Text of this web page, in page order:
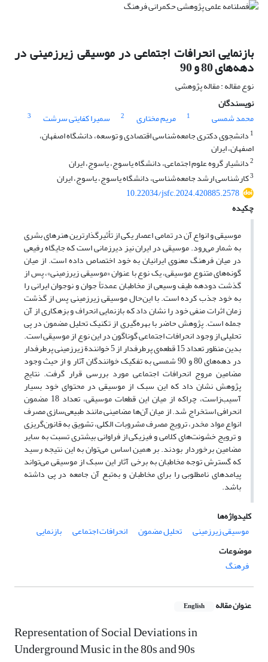
بازنمایی انحرافات اجتماعی در موسیقی زیرزمینی در
دهه‌های 80 و 90
نوع مقاله : مقاله پژوهشی
نویسندگان
محمد شمسی
1 مریم مختاری 2 سمیرا کفایتی سرشت
3
1 دانشجوی دکتری جامعه‌شناسی اقتصادی و توسعه، دانشگاه اصفهان،
اصفهان، ایران
2دانشیار گروه علوم اجتماعی، دانشگاه یاسوج، یاسوج، ایران
3کارشناسی ارشد جامعه‌شناسی، دانشگاه یاسوج، یاسوج، ایران
10.22034/jsfc.2024.420885.2578
چکیده
موسیقی و انواع آن در تمامی اعصار یکی از تأثیرگذارترین هنرهای بشری
به شمار می‌رود. موسیقی در ایران نیز دیرزمانی است که جایگاه رفیعی
در میان فرهنگ معنوی ایرانیان به خود اختصاص داده است. از میان
گونه‌های متنوع موسیقی، یک نوع با عنوان «موسیقی زیرزمینی»، پس از
گذشت دودهه طیف وسیعی از مخاطبان عمدتاً جوان و نوجوان ایرانی را
به خود جذب کرده است. با این‌حال موسیقی زیرزمینی پس از گذشت
زمان اثرات منفی خود را نشان داد که بازنمایی انحراف و بزهکاری از آن
جمله است. پژوهش حاضر با بهره‌گیری از تکنیک تحلیل مضمون در پی
تحلیلی از وجود انحرافات اجتماعی گوناگون در این نوع از موسیقی است.
بدین ‌منظور تعداد 15 قطعه‌ی پرطرفدار از 5 خوانندة زیرزمینی پرطرفدار
در دهه‌های 80 و 90 شمسی به تفکیک خوانندگان آثار و از حیث وجود
مضامین مروج انحرافات اجتماعی مورد بررسی قرار گرفت. نتایج
پژوهش نشان داد که این سبک از موسیقی در محتوای خود بسیار
آسیب‌زاست، چراکه از میان این قطعات موسیقی، تعداد 18 مضمون
انحرافی استخراج شد. از میان آن‌ها مضامینی مانند طبیعی‌سازی مصرف
انواع مواد مخدر، ترویج مصرف مشروبات الکلی، تشویق به قانون‌گریزی
و ترویج خشونت‌های کلامی و فیزیکی از فراوانی بیشتری تسبت به سایر
مضامین برخوردار بودند. بر همین اساس می‌‌توان به این نتیجه رسید
که گسترش توجه مخاطبان به برخی آثار این سبک از موسیقی می‌تواند
پیامدهای نامطلوبی را برای مخاطبان و به‌تبع آن جامعه در پی داشته
باشد.
کلیدواژه‌ها
موسیقی زیرزمینی
تحلیل مضمون انحرافات اجتماعی
بازنمایی
موضوعات
فرهنگ
عنوان مقاله English
Representation of Social Deviations in
Underground Music in the 80s and 90s